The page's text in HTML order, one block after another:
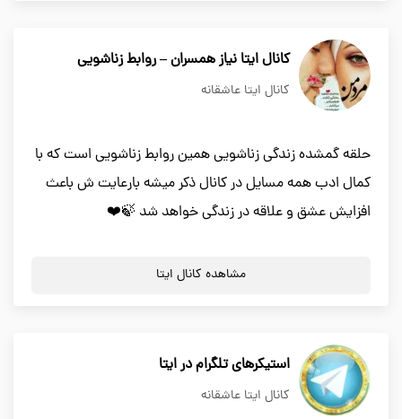
کانال ایتا نیاز همسران – روابط زناشویی
کانال ایتا عاشقانه
حلقه گمشده زندگی زناشویی همین روابط زناشویی است که با
کمال ادب همه مسایل در کانال ذکر میشه بارعایت ش باعث
افزایش عشق و علاقه در زندگی خواهد شد 🍃❤️
مشاهده کانال ایتا
استیکرهای تلگرام در ایتا
کانال ایتا عاشقانه